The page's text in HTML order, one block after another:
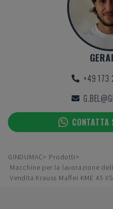
+49 173
CONTATTA
GINDUMAC
Prodotti
Macchine per la lavorazione
Vendita Krauss Maffei KME 45